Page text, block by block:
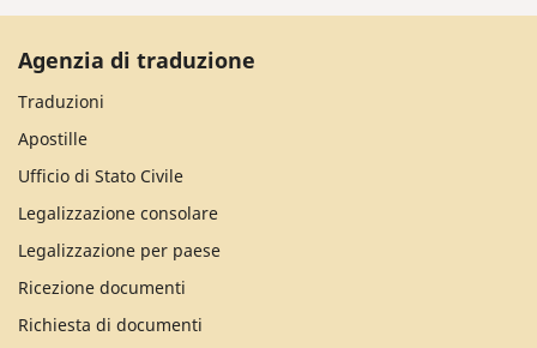
Agenzia di traduzione
Traduzioni
Apostille
Ufficio di Stato Civile
Legalizzazione consolare
Legalizzazione per paese
Ricezione documenti
Richiesta di documenti